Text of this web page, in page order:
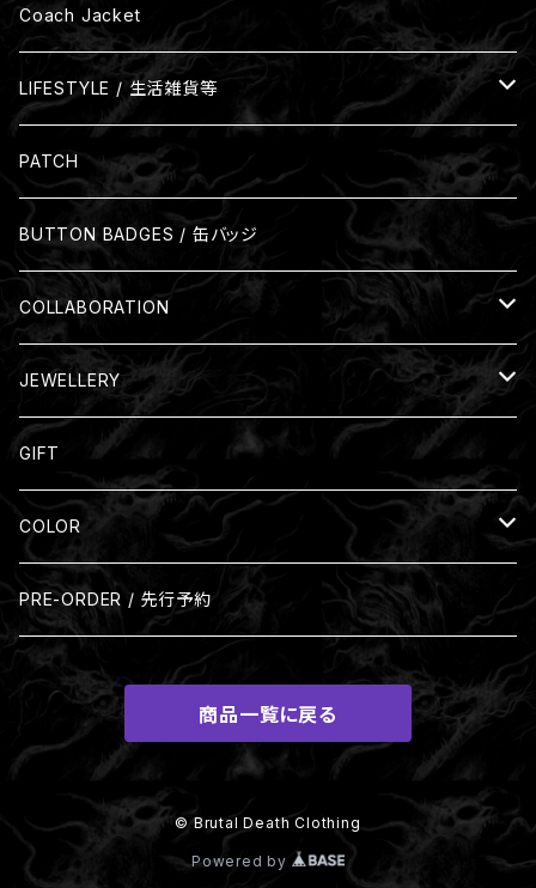
Coach Jacket
LIFESTYLE / 生活雑貨等
Glass
Mug
PATCH
BUTTON BADGES / 缶バッジ
COLLABORATION
Nil:GRAVE
JEWELLERY
Silver Ring
GIFT
COLOR
Black
Beige
Brown
PRE-ORDER / 先行予約
商品一覧に戻る
© Brutal Death Clothing
Powered by